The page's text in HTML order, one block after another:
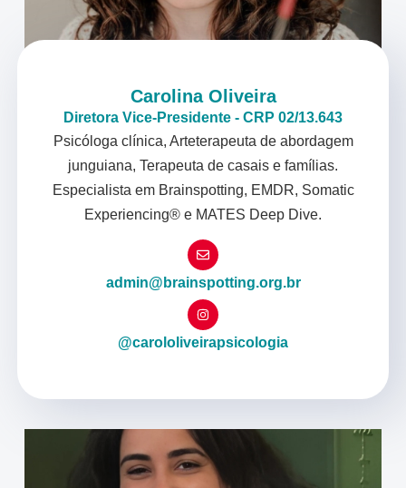
Carolina Oliveira
Diretora Vice-Presidente - CRP 02/13.643
Psicóloga clínica, Arteterapeuta de abordagem
junguiana, Terapeuta de casais e famílias.
Especialista em Brainspotting, EMDR, Somatic
Experiencing® e MATES Deep Dive.
admin@brainspotting.org.br
@carololiveirapsicologia